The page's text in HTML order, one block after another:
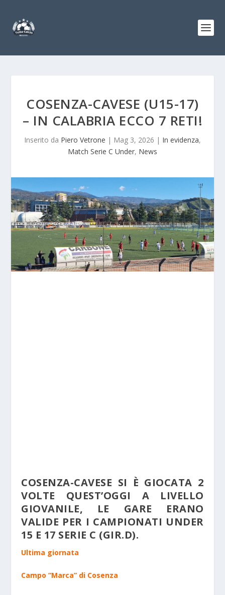
COSENZA-CAVESE (U15-17)
– IN CALABRIA ECCO 7 RETI!
Inserito da Piero Vetrone | Mag 3, 2026 | In evidenza,
Match Serie C Under, News
COSENZA-CAVESE SI È GIOCATA 2
VOLTE QUEST’OGGI A LIVELLO
GIOVANILE, LE GARE ERANO
VALIDE PER I CAMPIONATI UNDER
15 E 17 SERIE C (GIR.D).
Ultima giornata
Campo “Marca” di Cosenza